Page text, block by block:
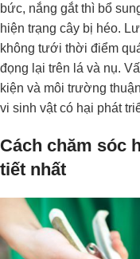
bức, nắng gắt thì bổ
hiện trạng cây bị héo.
không tưới thời điểm
đọng lại trên lá và nụ.
kiện và môi trường
vi sinh vật có hại phát
Cách chăm sóc
tiết nhất